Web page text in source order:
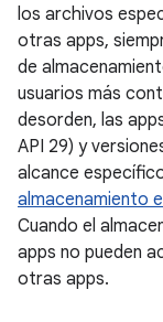
los archivos
otras apps,
de
usuarios más
desorden, las
API 29) y
alcance
almacenamiento
Cuando el
apps no pueden
otras apps.